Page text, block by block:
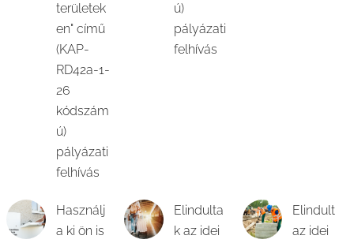
területek
en" című
(KAP-
RD42a-1-
26
kódszám
ú)
pályázati
felhívás
ú)
pályázati
felhívás
Használj
a ki ön is
Elindulta
k az idei
Elindult
az idei